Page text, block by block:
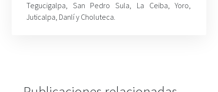
Tegucigalpa, San Pedro Sula, La Ceiba, Yoro,
Juticalpa, Danlí y Choluteca.